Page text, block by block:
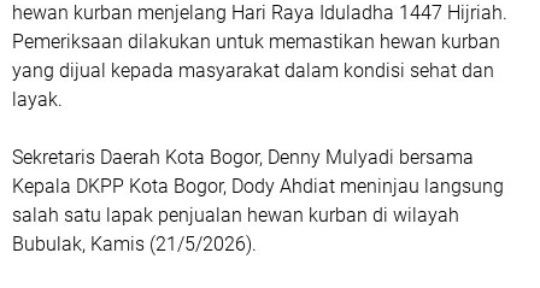
hewan kurban menjelang Hari Raya Iduladha 1447 Hijriah.
Pemeriksaan dilakukan untuk memastikan hewan kurban
yang dijual kepada masyarakat dalam kondisi sehat dan
layak.
Sekretaris Daerah Kota Bogor, Denny Mulyadi bersama
Kepala DKPP Kota Bogor, Dody Ahdiat meninjau langsung
salah satu lapak penjualan hewan kurban di wilayah
Bubulak, Kamis (21/5/2026).